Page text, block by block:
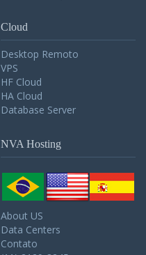
Cloud
Desktop Remoto
VPS
HF Cloud
HA Cloud
Database Server
NVA Hosting
About US
Data Centers
Contato